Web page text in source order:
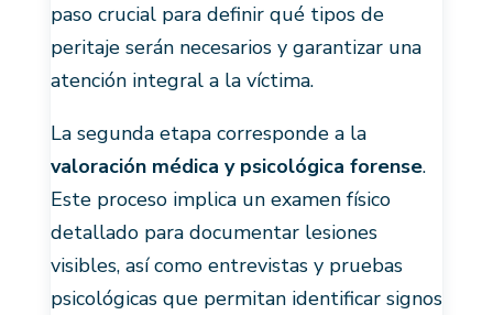
paso crucial para definir qué tipos de
peritaje serán necesarios y garantizar una
atención integral a la víctima.
La segunda etapa corresponde a la
valoración médica y psicológica forense.
Este proceso implica un examen físico
detallado para documentar lesiones
visibles, así como entrevistas y pruebas
psicológicas que permitan identificar signos